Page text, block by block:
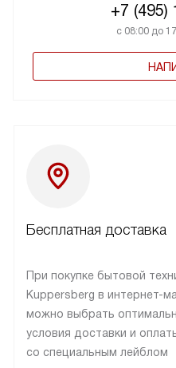
+7 (495)
с 08:00 до
Бесплатная доставка
При покупке бытовой
Kuppersberg в интернет-
можно выбрать
условия доставки и
со специальным лейблом